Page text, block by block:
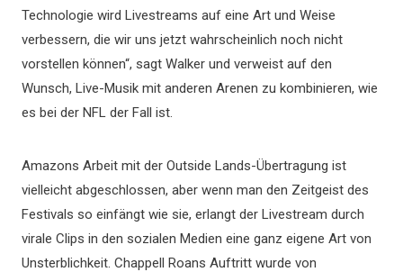
Technologie wird Livestreams auf eine Art und Weise
verbessern, die wir uns jetzt wahrscheinlich noch nicht
vorstellen können“, sagt Walker und verweist auf den
Wunsch, Live-Musik mit anderen Arenen zu kombinieren, wie
es bei der NFL der Fall ist.
Amazons Arbeit mit der Outside Lands-Übertragung ist
vielleicht abgeschlossen, aber wenn man den Zeitgeist des
Festivals so einfängt wie sie, erlangt der Livestream durch
virale Clips in den sozialen Medien eine ganz eigene Art von
Unsterblichkeit. Chappell Roans Auftritt wurde von